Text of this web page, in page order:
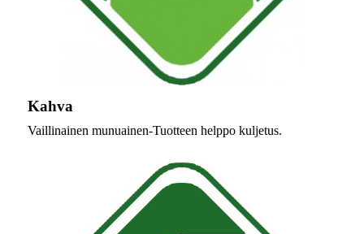
Kahva
Vaillinainen munuainen-Tuotteen helppo kuljetus.